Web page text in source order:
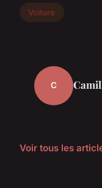
Voiture
C
Voir tous les